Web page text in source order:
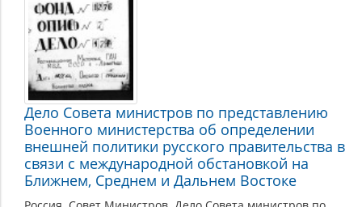
Дело Совета министров по представлению
Военного министерства об определении
внешней политики русского правительства в
связи с международной обстановкой на
Ближнем, Среднем и Дальнем Востоке